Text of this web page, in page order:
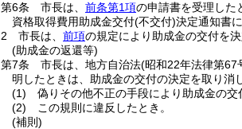
第6条
市長は、 前条第1項の申請書を受理した
資格取得費用助成金交付(不交付)決定通知書
2
市長は、 前項の規定により助成金の交付を
(助成金の返還等)
第7条
市長は、地方自治法(昭和22年法律第67
明したときは、助成金の交付の決定を取り消
(1)
偽りその他不正の手段により助成金の交
(2)
この規則に違反したとき。
(補則)